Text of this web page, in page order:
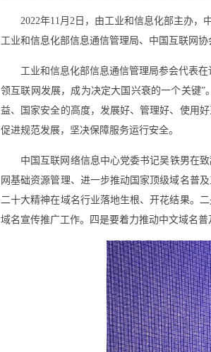
2022年11月2日，由工业和信息化部主办
工业和信息化部信息通信管理局、中国互联网
工业和信息化部信息通信管理局参会代表
领互联网发展，成为决定大国兴衰的一个关键
益、国家安全的高度，发展好、管理好、使用
促进规范发展，坚决保障服务运行安全。
中国互联网络信息中心党委书记吴铁男在
网基础资源管理、进一步推动国家顶级域名普
二十大精神在域名行业落地生根、开花结果。
域名宣传推广工作。四是要着力推动中文域名